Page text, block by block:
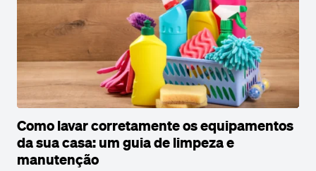
Como lavar corretamente os equipamentos
da sua casa: um guia de limpeza e
manutenção